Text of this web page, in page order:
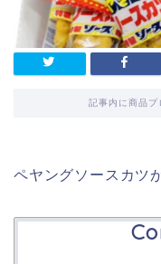
記事内に商品プ
ペヤングソースカツ